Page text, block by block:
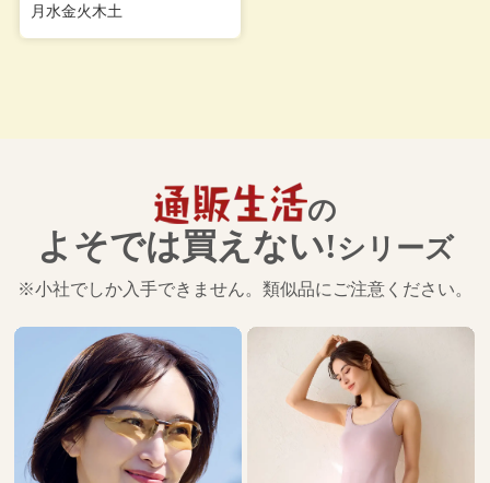
月水金火木土
の
よそでは買えない!シリーズ
※小社でしか入手できません。類似品にご注意ください。